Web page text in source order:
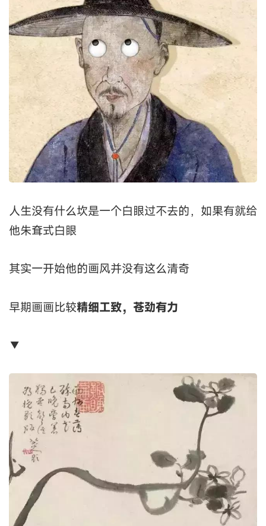
人生没有什么坎是一个白眼过不去的，如果有就给
他朱耷式白眼
其实一开始他的画风并没有这么清奇
早期画画比较精细工致，苍劲有力
▼